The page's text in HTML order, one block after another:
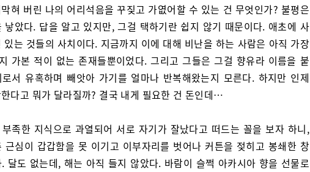
혀 버린 나의 어리석음을 꾸짖고 가엾어할 수 있는 건 무엇인가? 불평은
낳았다. 답을 알고 있지만, 그걸 택하기란 쉽지 않기 때문이다. 애초에 사
있는 것들의 사치이다. 지금까지 이에 대해 비난을 하는 사람은 아직 가장
가본 적이 없는 존재들뿐이었다. 그리고 그들은 그걸 향유라 이름을 붙
서 유혹하며 빼앗아 가기를 얼마나 반복해왔는지 모른다. 하지만 인제
다고 뭐가 달라질까? 결국 내게 필요한 건 돈인데…
족한 지식으로 과열되어 서로 자기가 잘났다고 떠드는 꼴을 보자 하니,
근심이 갑갑함을 못 이기고 이부자리를 벗어나 커튼을 젖히고 봉쇄한 창
달도 없는데, 해는 아직 들지 않았다. 바람이 슬쩍 아카시아 향을 선물로